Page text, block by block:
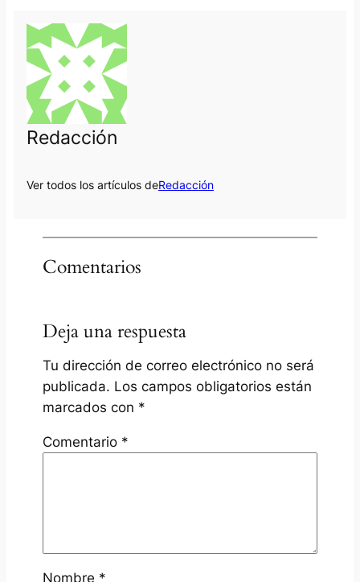
Redacción
Ver todos los artículos deRedacción
Comentarios
Deja una respuesta
Tu dirección de correo electrónico no será
publicada. Los campos obligatorios están
marcados con *
Comentario *
Nombre *